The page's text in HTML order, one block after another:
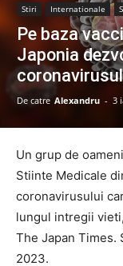
Stiri Internationale
Pe baza
Japonia
De catre Alexandru - 3
Un grup de
Stiinte Medicale
coronavirusului
lungul intregii
The Japan Times.
2023.